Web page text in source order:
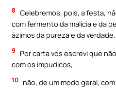
8 Celebremos, pois, a festa,
com fermento da malícia e da
ázimos da pureza e da verdade.
9
Por carta vos escrevi que
com os impudicos,
10 não, de um modo geral,